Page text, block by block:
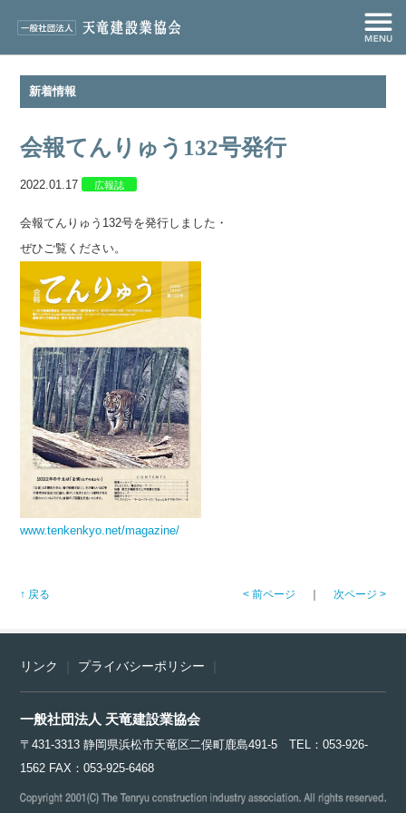
新着情報
会報てんりゅう132号発行
2022.01.17 広報誌
会報てんりゅう132号を発行しました・
ぜひご覧ください。
www.tenkenkyo.net/magazine/
↑ 戻る 次ページ >
< 前ページ
リンク プライバシーポリシー
一般社団法人 天竜建設業協会
〒431-3313 静岡県浜松市天竜区二俣町鹿島491-5 TEL：053-926-
1562 FAX：053-925-6468